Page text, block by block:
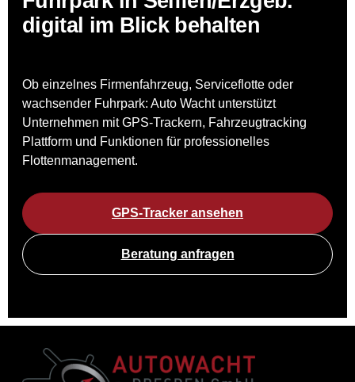
digital im Blick behalten
Ob einzelnes Firmenfahrzeug, Serviceflotte oder
wachsender Fuhrpark: Auto Wacht unterstützt
Unternehmen mit GPS-Trackern, Fahrzeugtracking
Plattform und Funktionen für professionelles
Flottenmanagement.
GPS-Tracker ansehen
Beratung anfragen